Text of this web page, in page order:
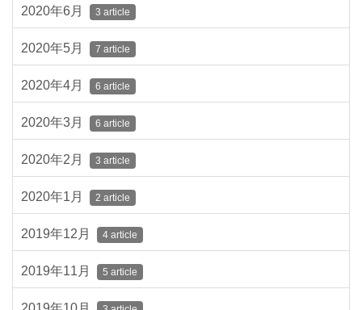
2020年6月 3 article
2020年5月 7 article
2020年4月 6 article
2020年3月 6 article
2020年2月 3 article
2020年1月 2 article
2019年12月 4 article
2019年11月 5 article